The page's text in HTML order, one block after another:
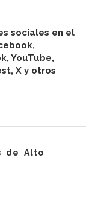
sociales en el
YouTube,
X y otros
de Alto